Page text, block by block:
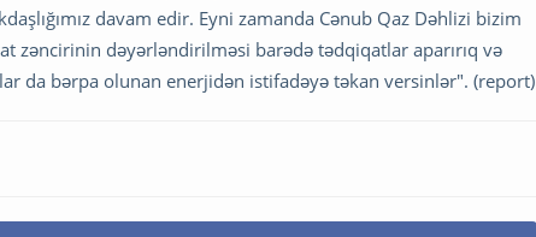
davam edir. Eyni zamanda Cənub Qaz Dəhlizi bizim
zəncirinin dəyərləndirilməsi barədə tədqiqatlar aparırıq və
da bərpa olunan enerjidən istifadəyə təkan versinlər". (report)